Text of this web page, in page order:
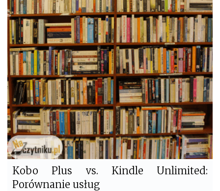
e
b
o
o
k
t
t
e
r
Kobo Plus vs. Kindle Unlimited:
Porównanie usług